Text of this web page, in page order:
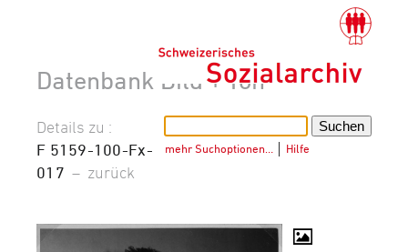
Datenbank Bild + Ton
mehr Suchoptionen… Hilfe
Details zu :
F 5159-100-Fx-
017 – zurück